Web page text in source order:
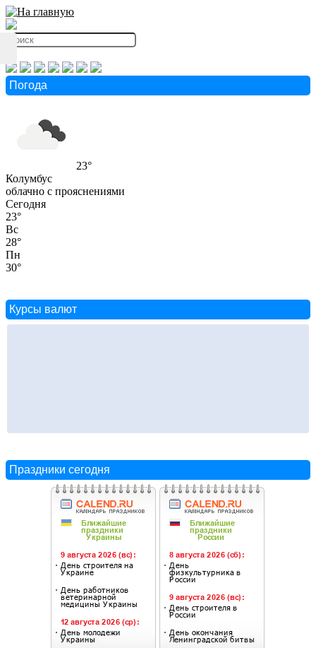
Погода
23°
Колумбус
облачно с прояснениями
Сегодня
23°
Вс
28°
Пн
30°
Курсы валют
Праздники сегодня